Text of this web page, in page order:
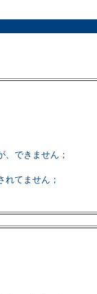
、できません；
れてません；